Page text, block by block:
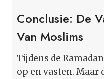
Conclusie: De
Van Moslims
Tijdens de
op en vasten. Maar